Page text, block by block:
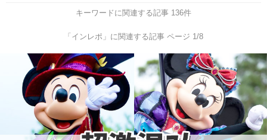
キーワードに関連する記事 136件
「インレポ」に関連する記事 ページ 1/8